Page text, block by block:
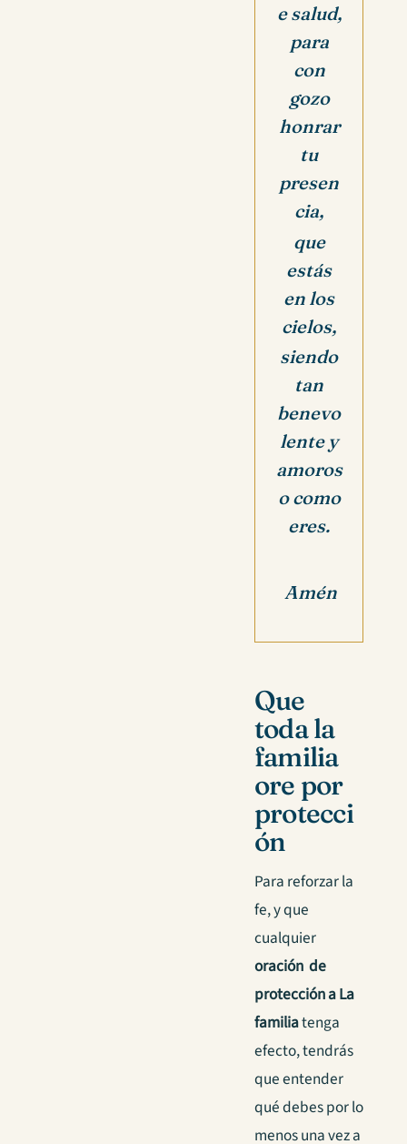
e salud,
para
con
gozo
honrar
tu
presen
cia,
que
estás
en los
cielos,
siendo
tan
benevo
lente y
amoros
o como
eres.
Amén
Que
toda la
familia
ore por
protecci
ón
Para reforzar la
fe, y que
cualquier
oración de
protección a La
familiatenga
efecto, tendrás
que entender
qué debes por lo
menos una vez a